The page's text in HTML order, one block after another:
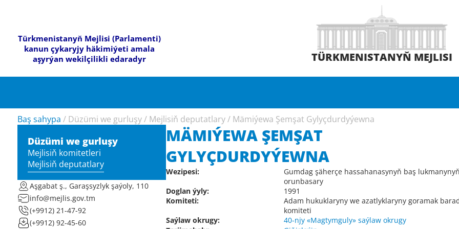
Türkmenistanyň Mejlisi (Parlamenti)
kanun çykaryjy häkimiýeti amala
aşyrýan wekilçilikli edaradyr
TÜRKMENISTANYŇ MEJLISI
Baş sahypa / Düzümi we gurluşy / Mejlisiň deputatlary / Mämiýewa Şemşat Gylyçdurdyýewna
Düzümi we gurluşy
Mejlisiň komitetleri
Mejlisiň deputatlary
Aşgabat ş., Garaşsyzlyk şaýoly, 110
info@mejlis.gov.tm
(+9912) 21-47-92
(+9912) 92-45-60
MÄMIÝEWA ŞEMŞAT
GYLYÇDURDYÝEWNA
Wezipesi:
Gumdag şäherçe hassahanasynyň baş lukmanynyň
orunbasary
Doglan ýyly:
1991
Komiteti:
Adam hukuklaryny we azatlyklaryny goramak
komiteti
Saýlaw okrugy:
40-njy «Magtymguly» saýlaw okrugy